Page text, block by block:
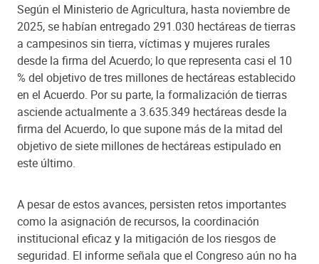
Según el Ministerio de Agricultura, hasta noviembre de
2025, se habían entregado 291.030 hectáreas de tierras
a campesinos sin tierra, víctimas y mujeres rurales
desde la firma del Acuerdo; lo que representa casi el 10
% del objetivo de tres millones de hectáreas establecido
en el Acuerdo. Por su parte, la formalización de tierras
asciende actualmente a 3.635.349 hectáreas desde la
firma del Acuerdo, lo que supone más de la mitad del
objetivo de siete millones de hectáreas estipulado en
este último.
A pesar de estos avances, persisten retos importantes
como la asignación de recursos, la coordinación
institucional eficaz y la mitigación de los riesgos de
seguridad. El informe señala que el Congreso aún no ha